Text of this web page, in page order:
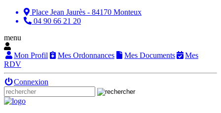
Place Jean Jaurès - 84170 Monteux
04 90 66 21 20
menu
Mon Profil Mes Ordonnances Mes Documents
Mes
RDV
Connexion